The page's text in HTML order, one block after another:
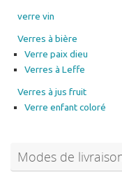
verre vin
Verres à bière
Verre paix dieu
Verres à Leffe
Verres à jus fruit
Verre enfant coloré
Modes de